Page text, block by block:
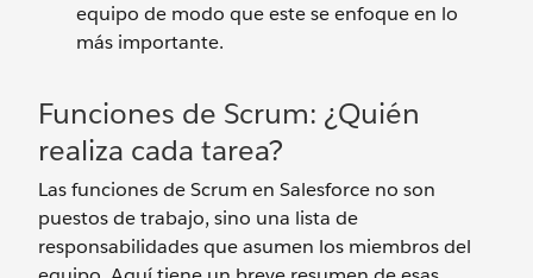
equipo de modo que este se enfoque en lo
más importante.
Funciones de Scrum: ¿Quién
realiza cada tarea?
Las funciones de Scrum en Salesforce no son
puestos de trabajo, sino una lista de
responsabilidades que asumen los miembros del